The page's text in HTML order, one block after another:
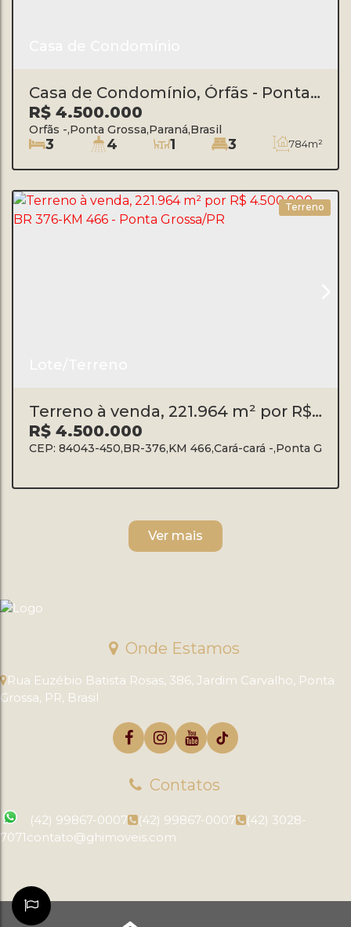
Casa de Condomínio, Órfãs - Ponta
Grossa/PR
R$4.500.000
Orfãs ,Ponta Grossa,Paraná,Brasil
3 4 1 3 784m²
Terreno
Terreno à venda, 221.964 m² por R$
4.500.000 - BR 376-KM 466 - Ponta
Grossa/PR
R$4.500.000
CEP: 84043-450,BR-376,KM 466,Cará-cará ,Ponta
Onde Estamos
Rua Euzébio Batista Rosas, 386, Jardim Carvalho, Ponta
Grossa, PR, Brasil
Contatos
(42) 99867-0007 (42) 99867-0007
(42) 3028-
7071contato@ghimoveis.com